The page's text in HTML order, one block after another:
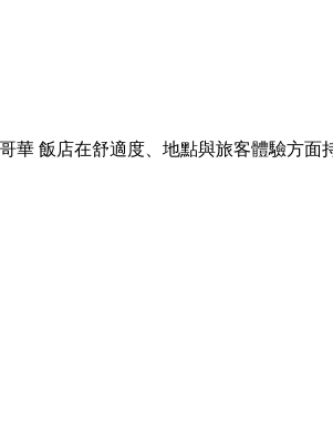
華 飯店在舒適度、地點與旅客體驗方面